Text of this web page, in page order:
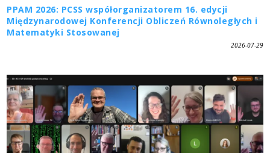
PPAM 2026: PCSS współorganizatorem 16. edycji
Międzynarodowej Konferencji Obliczeń Równoległych i
Matematyki Stosowanej
2026-07-29